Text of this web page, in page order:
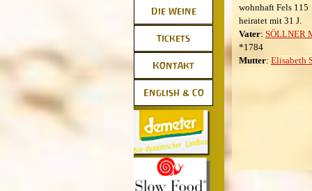
Die Weine ▼
Tickets ▼
Kontakt ▼
English & Co
Demeterhof
Nr.358
seit 20 Jahren
wohnhaft Fels 115
heiratet mit 31 J.
Vater:SÖLLNER
*1784
Mutter:Elisabeth